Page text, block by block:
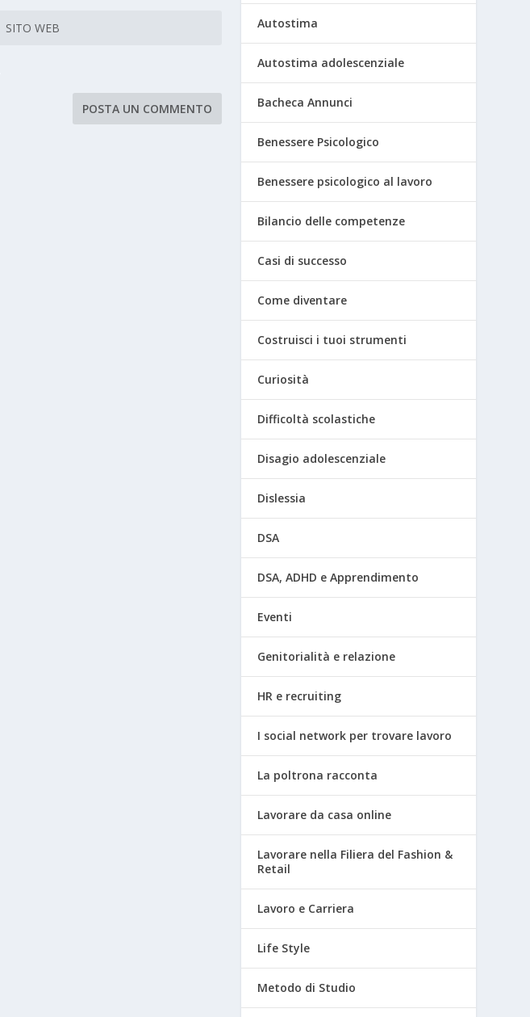
Autostima
Autostima adolescenziale
Bacheca Annunci
Benessere Psicologico
Benessere psicologico al lavoro
Bilancio delle competenze
Casi di successo
Come diventare
Costruisci i tuoi strumenti
Curiosità
Difficoltà scolastiche
Disagio adolescenziale
Dislessia
DSA
DSA, ADHD e Apprendimento
Eventi
Genitorialità e relazione
HR e recruiting
I social network per trovare lavoro
La poltrona racconta
Lavorare da casa online
Lavorare nella Filiera del Fashion &
Retail
Lavoro e Carriera
Life Style
Metodo di Studio